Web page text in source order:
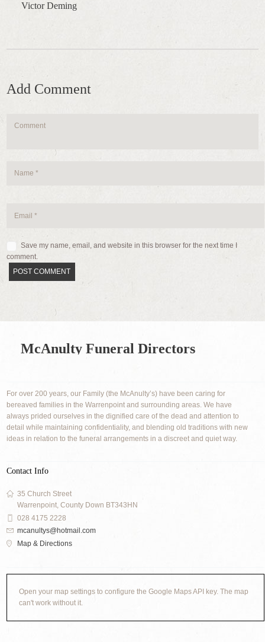
Victor Deming
Add Comment
Save my name, email, and website in this browser for the next time I
comment.
McAnulty Funeral Directors
For over 200 years, our Family (the McAnulty’s) have been caring for
bereaved families in the Warrenpoint and surrounding areas. We have
always prided ourselves in the dignified care of the dead and attention to
detail while maintaining confidentiality, and blending old traditions with new
ideas in relation to the funeral arrangements in a discreet and quiet way.
Contact Info
35 Church Street
Warrenpoint, County Down BT343HN
028 4175 2228
mcanultys@hotmail.com
Map & Directions
Open your map settings to configure the Google Maps API key. The map
can't work without it.